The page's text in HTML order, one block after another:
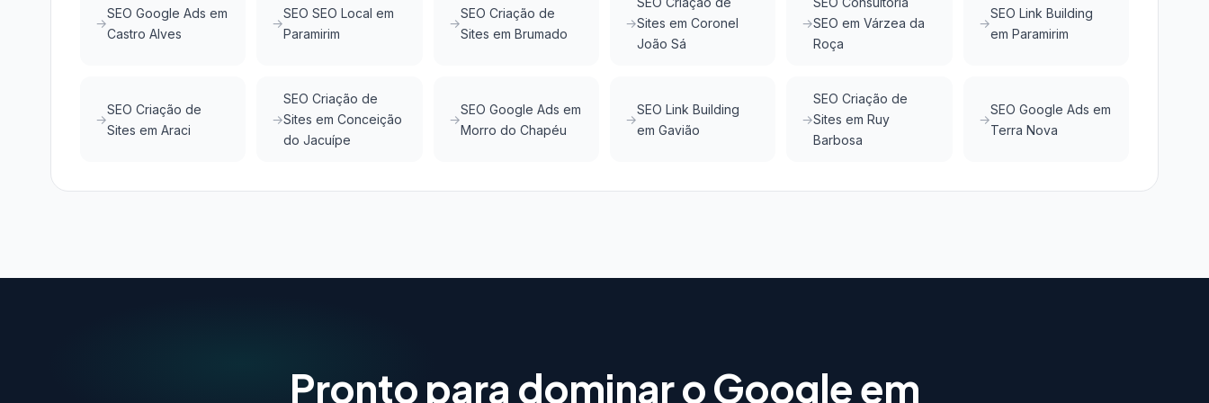
SEO Google Ads em
Castro Alves
SEO SEO Local em
Paramirim
SEO Criação de
Sites em Brumado
Sites em Coronel
João Sá
SEO em Várzea da
Roça
SEO Link Building
em Paramirim
SEO Criação de
Sites em Araci
SEO Criação de
Sites em Conceição
do Jacuípe
SEO Google Ads em
Morro do Chapéu
SEO Link Building
em Gavião
SEO Criação de
Sites em Ruy
Barbosa
SEO Google Ads em
Terra Nova
Pronto para dominar o Google em